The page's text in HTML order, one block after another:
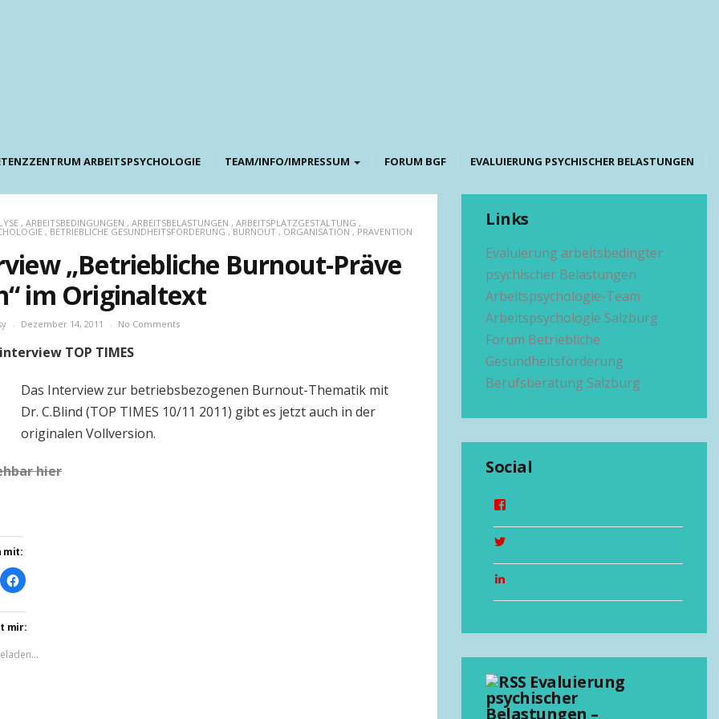
ARBEITSPSYCHOLOGIE TEAM/INFO/IMPRESSUM FORUM BGF EVALUIERUNG PSYCHISCHER BELASTUNGEN
, ARBEITSBEDINGUNGEN , ARBEITSBELASTUNGEN , ARBEITSPLATZGESTALTUNG ,
, BETRIEBLICHE GESUNDHEITSFÖRDERUNG , BURNOUT , ORGANISATION , PRÄVENTION
„Betriebliche Burnout-Präve
im Originaltext
Dezember 14, 2011 No Comments
TOP TIMES
Das Interview zur betriebsbezogenen Burnout-Thematik mit
Dr. C.Blind (TOP TIMES 10/11 2011) gibt es jetzt auch in der
originalen Vollversion.
hier
mit:
Klick,
um
zu
teilen
(Wird
neuem
mir:
Links
Evaluierung arbeitsbedingter
psychischer Belastungen
Arbeitspsychologie-Team
Arbeitspsychologie Salzburg
Forum Betriebliche
Gesundheitsförderung
Berufsberatung Salzburg
Social
Evaluierung
psychischer
Belastungen –